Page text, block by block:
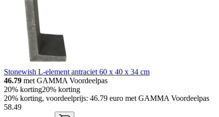
Stonewish L-element antraciet 60 x 40 x 34 cm
46.79 met GAMMA Voordeelpas
20% korting20% korting
20% korting, voordeelprijs: 46.79 euro met GAMMA Voordeelpas
58.49